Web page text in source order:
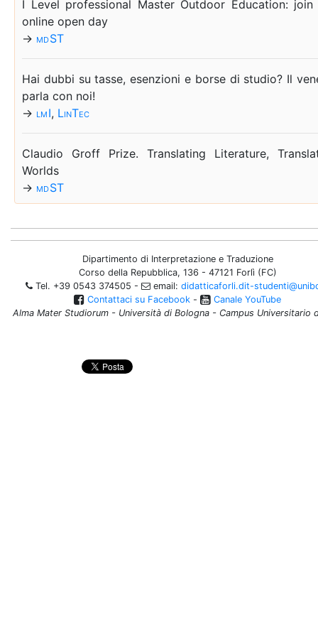
I Le­vel pro­fes­sio­nal Ma­ster Out­door Edu­ca­tion: join
on­li­ne open day
→ md ST
Hai dub­bi su tas­se, esen­zio­ni e bor­se di stu­dio? Il
par­la con noi!
→ lm I, Lin­Tec
Clau­dio Groff Pri­ze. Trans­la­ting Li­te­ra­tu­re,
Worlds
→ md ST
Dipartimento di Interpretazione e Traduzione
Corso della Repubblica, 136 - 47121 Forlì (FC)
Tel. +39 0543 374505 -
email: didatticaforli.dit-
Contattaci su Facebook -
Canale YouTube
Alma Mater Studiorum - Università di Bologna - Campus Universitario